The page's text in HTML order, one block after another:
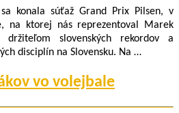
konala súťaž Grand Prix Pilsen, v
na ktorej nás reprezentoval Marek
slovenských rekordov a
disciplín na Slovensku. Na …
vo volejbale